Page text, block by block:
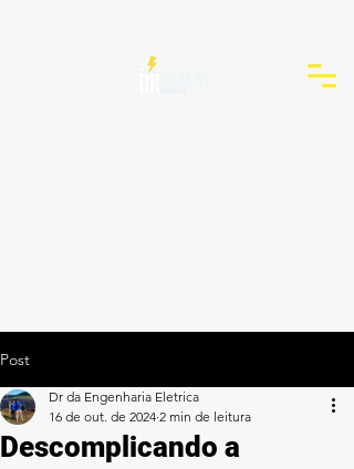
Post
Descomplicando a
Dr da Engenharia Eletrica
16 de out. de 2024 2 min de leitura